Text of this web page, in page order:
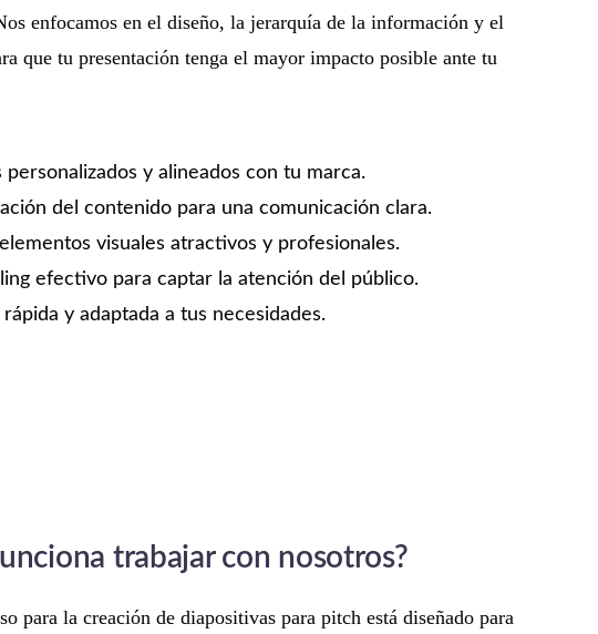
enfocamos en el diseño, la jerarquía de la información y el
que tu presentación tenga el mayor impacto posible ante tu
personalizados y alineados con tu marca.
del contenido para una comunicación clara.
visuales atractivos y profesionales.
efectivo para captar la atención del público.
rápida y adaptada a tus necesidades.
trabajar con nosotros?
para la creación de diapositivas para pitch está diseñado para